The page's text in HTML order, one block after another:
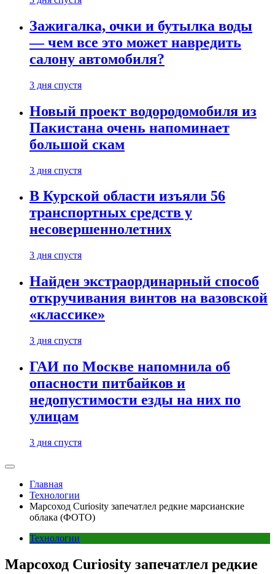
Зажигалка, очки и бутылка воды
— чем все это может навредить
салону автомобиля?
3 дня спустя
Новый проект водородомобиля из
Пакистана очень напоминает
большой скам
3 дня спустя
В Курской области изъяли 56
транспортных средств у
несовершеннолетних
3 дня спустя
Найден экстраординарный способ
откручивания винтов на вазовской
«классике»
3 дня спустя
ГАИ по Москве напомнила об
опасности питбайков и
недопустимости езды на них по
улицам
3 дня спустя
Главная
Технологии
Марсоход Curiosity запечатлел редкие марсианские
облака (ФОТО)
Технологии
Марсоход Curiosity запечатлел редкие